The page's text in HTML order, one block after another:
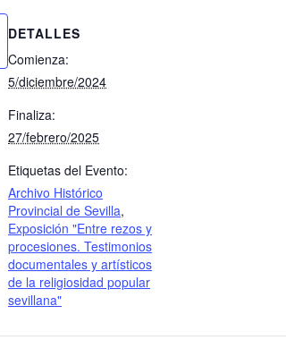
DETALLES
Comienza:
5/diciembre/2024
Finaliza:
27/febrero/2025
Etiquetas del Evento:
Archivo Histórico
Provincial de Sevilla,
Exposición "Entre rezos y
procesiones. Testimonios
documentales y artísticos
de la religiosidad popular
sevillana"